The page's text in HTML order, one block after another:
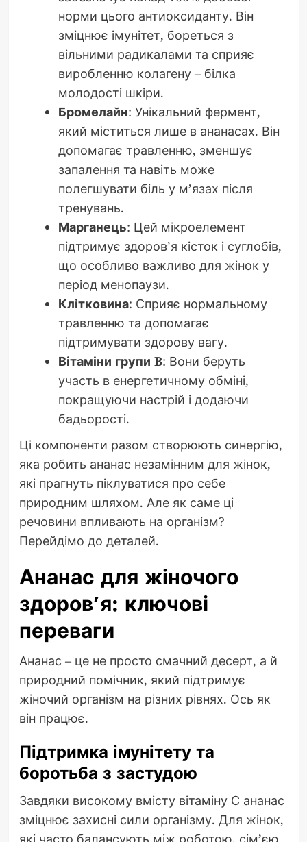
норми цього антиоксиданту. Він
зміцнює імунітет, бореться з
вільними радикалами та сприяє
виробленню колагену – білка
молодості шкіри.
Бромелайн: Унікальний фермент,
який міститься лише в ананасах. Він
допомагає травленню, зменшує
запалення та навіть може
полегшувати біль у м’язах після
тренувань.
Марганець: Цей мікроелемент
підтримує здоров’я кісток і суглобів,
що особливо важливо для жінок у
період менопаузи.
Клітковина: Сприяє нормальному
травленню та допомагає
підтримувати здорову вагу.
Вітаміни групи B: Вони беруть
участь в енергетичному обміні,
покращуючи настрій і додаючи
бадьорості.
Ці компоненти разом створюють синергію,
яка робить ананас незамінним для жінок,
які прагнуть піклуватися про себе
природним шляхом. Але як саме ці
речовини впливають на організм?
Перейдімо до деталей.
Ананас для жіночого
здоров’я: ключові
переваги
Ананас – це не просто смачний десерт, а й
природний помічник, який підтримує
жіночий організм на різних рівнях. Ось як
він працює.
Підтримка імунітету та
боротьба з застудою
Завдяки високому вмісту вітаміну С ананас
зміцнює захисні сили організму. Для жінок,
які часто балансують між роботою, сім’єю